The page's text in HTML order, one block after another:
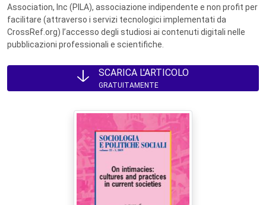
Association, Inc (PILA), associazione indipendente e non profit per
facilitare (attraverso i servizi tecnologici implementati da
CrossRef.org) l’accesso degli studiosi ai contenuti digitali nelle
pubblicazioni professionali e scientifiche.
SCARICA L'ARTICOLO
GRATUITAMENTE